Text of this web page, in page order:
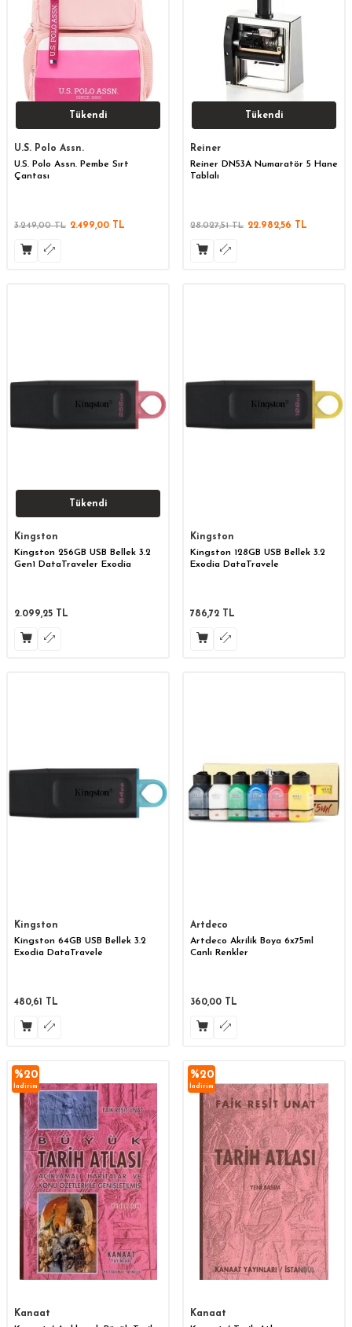
Tükendi
U.S. Polo Assn.
U.S. Polo Assn. Pembe Sırt
Çantası
3.249,00TL 2.499,00 TL
Tükendi
Reiner
Reiner DN53A Numaratör 5 Hane
Tablalı
28.027,51TL 22.982,56 TL
Tükendi
Kingston
Kingston 256GB USB Bellek 3.2
Gen1 DataTraveler Exodia
2.099,25 TL
Kingston
Kingston 128GB USB Bellek 3.2
Exodia DataTravele
786,72 TL
Kingston
Kingston 64GB USB Bellek 3.2
Exodia DataTravele
480,61 TL
Artdeco
Artdeco Akrilik Boya 6x75ml
Canlı Renkler
360,00 TL
%20
İndirim
Kanaat
%20
İndirim
Kanaat